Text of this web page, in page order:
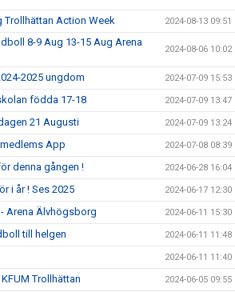
Trollhättan Action Week
2024-08-13 09:51
8-9 Aug 13-15 Aug Arena
2024-08-06 10:02
2025 ungdom 2024-07-09 15:53
födda 17-18 2024-07-09 13:47
21 Augusti 2024-07-09 13:24
App 2024-07-08 08:39
denna gången ! 2024-06-28 16:04
i år ! Ses 2025 2024-06-17 12:30
Arena Älvhögsborg 2024-06-11 15:30
till helgen 2024-06-11 11:48
2024-06-11 11:40
Trollhättan 2024-06-05 09:55